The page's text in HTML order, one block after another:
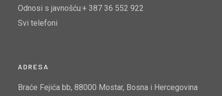
Odnosi s javnošću:+ 387 36 552 922
Svi telefoni
ADRESA
Braće Fejića bb, 88000 Mostar, Bosna i Hercegovina